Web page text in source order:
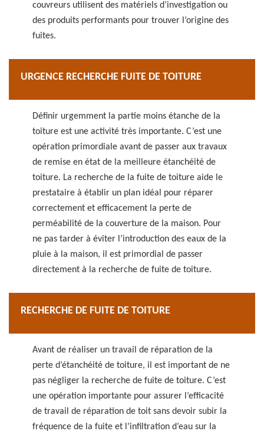
couvreurs utilisent des matériels d’investigation ou
des produits performants pour trouver l’origine des
fuites.
URGENCE RECHERCHE FUITE DE TOITURE
Définir urgemment la partie moins étanche de la
toiture est une activité très importante. C’est une
opération primordiale avant de passer aux travaux
de remise en état de la meilleure étanchéité de
toiture. La recherche de la fuite de toiture aide le
prestataire à établir un plan idéal pour réparer
correctement et efficacement la perte de
perméabilité de la couverture de la maison. Pour
ne pas tarder à éviter l’introduction des eaux de la
pluie à la maison, il est primordial de passer
directement à la recherche de fuite de toiture.
RECHERCHE DE FUITE DE TOITURE
Avant de réaliser un travail de réparation de la
perte d’étanchéité de toiture, il est important de ne
pas négliger la recherche de fuite de toiture. C’est
une opération importante pour assurer l’efficacité
de travail de réparation de toit sans devoir subir la
fréquence de la fuite et l’infiltration d’eau sur la